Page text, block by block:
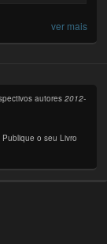
ver mais
autores2012-
o seu Livro